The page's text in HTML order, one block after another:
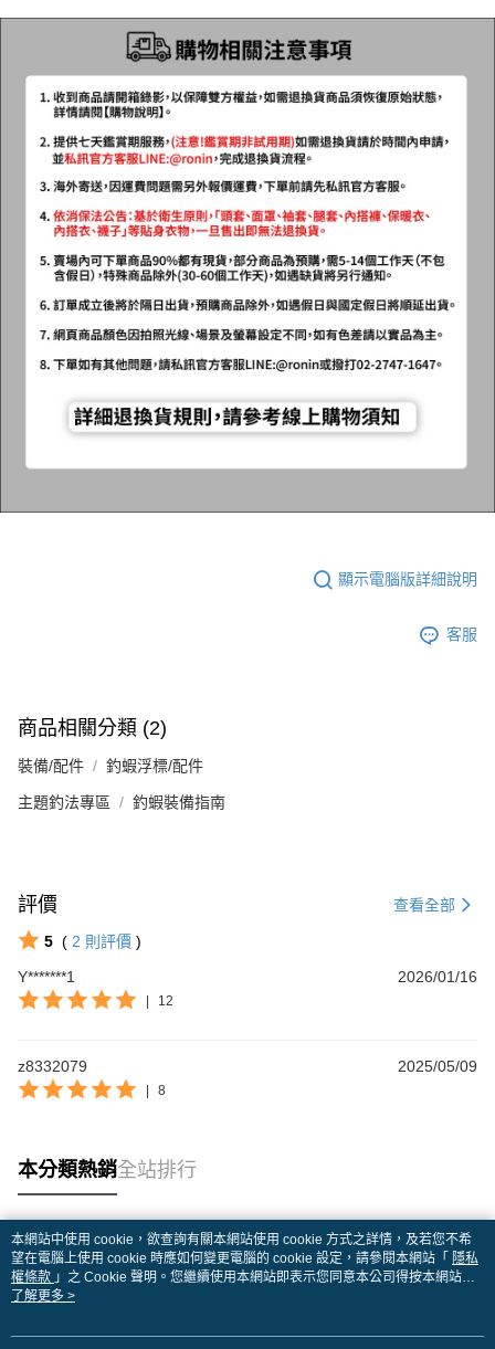
顯示電腦版詳細說明
客服
商品相關分類 (2)
裝備/配件 釣蝦浮標/配件
主題釣法專區 釣蝦裝備指南
評價 查看全部
5 ( 2 則評價 )
Y*******1
2026/01/16
| 12
z8332079 2025/05/09
| 8
本分類熱銷全站排行
熱門標籤
本網站中使用 cookie，欲查詢有關本網站使用 cookie 方式之詳情，及若您不希
望在電腦上使用 cookie 時應如何變更電腦的 cookie 設定，請參閱本網站「 隱私
權條款 」之 Cookie 聲明。您繼續使用本網站即表示您同意本公司得按本網站使
用條款之 Cookie 聲明使用 cookie。
了解更多 >